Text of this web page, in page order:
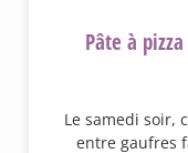
Pâte à
Le samedi soir,
entre gaufres